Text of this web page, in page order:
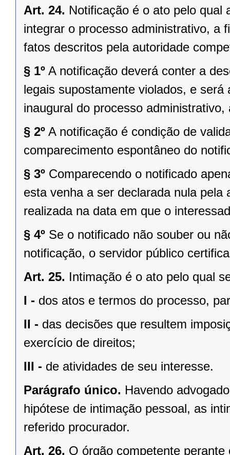
Art. 24. Notificação é o ato pelo qual
integrar o processo administrativo, a
fatos descritos pela autoridade
§ 1º A notificação deverá conter a
legais supostamente violados, e
inaugural do processo
§ 2º A notificação é condição de
comparecimento espontâneo do
§ 3º Comparecendo o notificado
esta venha a ser declarada nula
realizada na data em que o
§ 4º Se o notificado não souber ou
notificação, o servidor público
Art. 25. Intimação é o ato pelo qual
I - dos atos e termos do processo,
II - das decisões que resultem
exercício de direitos;
III - de atividades de seu interesse.
Parágrafo único. Havendo
hipótese de intimação pessoal, as
referido procurador.
Art. 26. O órgão competente